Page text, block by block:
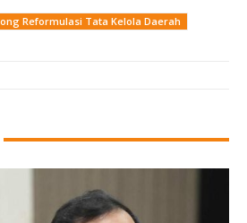
Reformulasi Tata Kelola Daerah